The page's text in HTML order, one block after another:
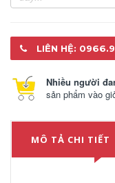
LIÊN HỆ:
Nhiều người
sản phẩm vào
MÔ TẢ CHI TIẾT